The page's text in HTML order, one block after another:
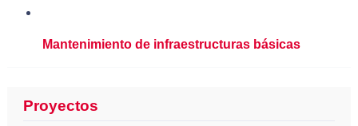
Mantenimiento de infraestructuras básicas
Proyectos